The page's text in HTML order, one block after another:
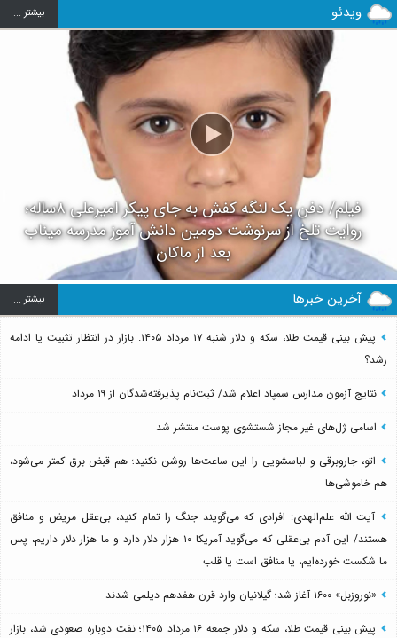
ویدئو بيشتر ...
فیلم/ دفن یک لنگه کفش به جای پیکر امیرعلی ۸ساله؛
روایت تلخ از سرنوشت دومین دانش آموز مدرسه میناب
بعد از ماکان
آخرین خبرها بيشتر ...
پیش بینی قیمت طلا، سکه و دلار شنبه ۱۷ مرداد ۱۴۰۵. بازار در انتظار تثبیت یا ادامه
رشد؟
نتایج آزمون مدارس سمپاد اعلام شد/ ثبت‌نام پذیرفته‌شدگان از ۱۹ مرداد
اسامی ژل‌های غیر مجاز شستشوی پوست منتشر شد
اتو، جاروبرقی و لباسشویی را این ساعت‌ها روشن نکنید؛ هم قبض برق کمتر می‌شود،
هم خاموشی‌ها
آیت الله علم‌الهدی: افرادی که می‌گویند جنگ را تمام کنید، بی‌عقل مریض و منافق
هستند/ این آدم بی‌عقلی که می‌گوید آمریکا ۱۰ هزار دلار دارد و ما هزار دلار داریم، پس
ما شکست خورده‌ایم، یا منافق است یا قلب
«نوروزبل» ۱۶۰۰ آغاز شد؛ گیلانیان وارد قرن هفدهم دیلمی شدند
پیش بینی قیمت طلا، سکه و دلار جمعه ۱۶ مرداد ۱۴۰۵؛ نفت دوباره صعودی شد، بازار